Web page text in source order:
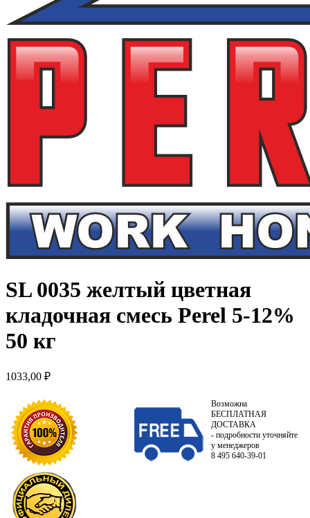
SL 0035 желтый цветная
кладочная смесь Perel 5-12%
50 кг
1033,00 ₽
Возможна
БЕСПЛАТНАЯ
ДОСТАВКА
- подробности уточняйте
у менеджеров
8 495 640-39-01